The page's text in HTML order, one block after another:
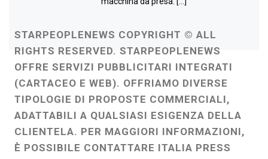
STARPEOPLENEWS COPYRIGHT © ALL
RIGHTS RESERVED. STARPEOPLENEWS
OFFRE SERVIZI PUBBLICITARI INTEGRATI
(CARTACEO E WEB). OFFRIAMO DIVERSE
TIPOLOGIE DI PROPOSTE COMMERCIALI,
ADATTABILI A QUALSIASI ESIGENZA DELLA
CLIENTELA. PER MAGGIORI INFORMAZIONI,
È POSSIBILE CONTATTARE ITALIA PRESS